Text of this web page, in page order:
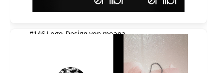
#146 Logo-Design von moana